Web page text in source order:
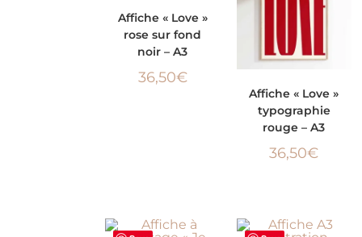
PANIER
Affiche « Love »
rose sur fond
noir – A3
36,50€
PANIER
Affiche « Love »
typographie
rouge – A3
36,50€